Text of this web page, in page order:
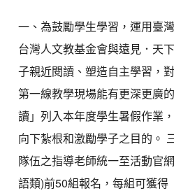
一、為鼓勵學生學習，運用臺
台灣人文教基金會與遠見．天
子親近閱讀、塑造自主學習，
第一線教學現場能有更深更廣
讀」列入本年度學生暑假作業
向下紮根和激勵學子之目的。
隊伍之指導老師統一至活動官
語類)前50組報名，每組可獲